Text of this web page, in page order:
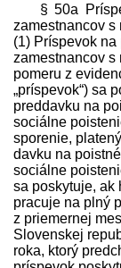
§ 50a
zamestnancov s
(1) Príspevok
zamestnancov s
pomeru z
„príspevok“) sa
pred­davku na
sociálne
sporenie,
davku na
sociálne
sa poskytuje, ak
pracuje na plný
z priemernej
Slovenskej
roka, ktorý